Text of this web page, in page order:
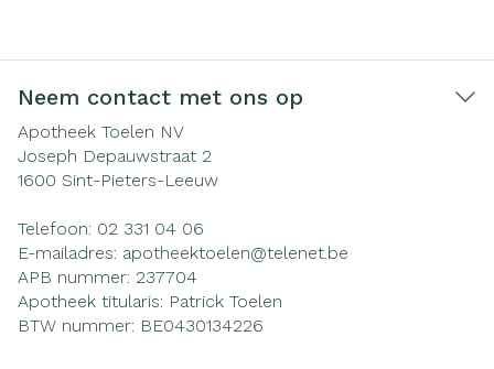
Neem contact met ons op
Apotheek Toelen NV
Joseph Depauwstraat 2
1600 Sint-Pieters-Leeuw
Telefoon: 02 331 04 06
E-mailadres: apotheektoelen@telenet.be
APB nummer: 237704
Apotheek titularis: Patrick Toelen
BTW nummer: BE0430134226